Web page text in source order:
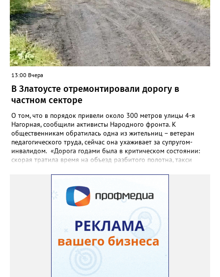
13:00 Вчера
В Златоусте отремонтировали дорогу в
частном секторе
О том, что в порядок привели около 300 метров улицы 4-я
Нагорная, сообщили активисты Народного фронта. К
общественникам обратилась одна из жительниц – ветеран
педагогического труда, сейчас она ухаживает за супругом-
инвалидом. «Дорога годами была в критическом состоянии:
скорая тратила время на объезд разбитого полотна, такси
однажды реанимация не смогла добраться до больного.
Жители писали в администрацию города и другие инстанции,
пытались ремонтировать дорогу своими силами – всё тщетно»,
– рассказали в ОНФ. Общественники подчеркнули: именно
они добились, чтобы участок разровняли и отсыпали. Для
этого потребовалось обратиться в мэрию Златоуста.